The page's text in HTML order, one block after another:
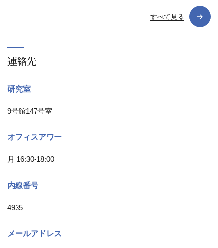
すべて見る
連絡先
研究室
9号館147号室
オフィスアワー
月 16:30-18:00
内線番号
4935
メールアドレス